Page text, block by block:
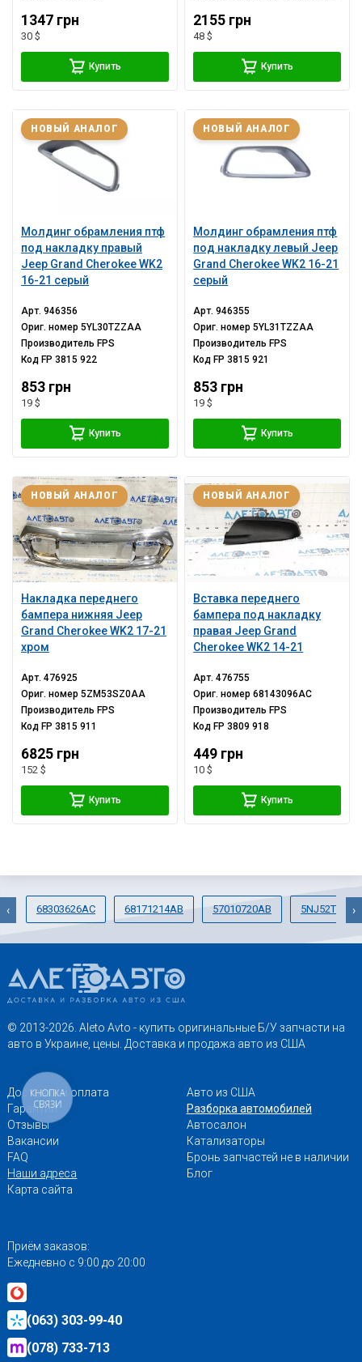
1347 грн
30 $
Купить
2155 грн
48 $
Купить
Молдинг обрамления птф
под накладку правый
Jeep Grand Cherokee WK2
16-21 серый
НОВЫЙ АНАЛОГ
Арт.946356
Ориг. номер5YL30TZZAA
Производитель FPS
Код FP 3815 922
853 грн
19 $
Купить
Молдинг обрамления птф
под накладку левый Jeep
Grand Cherokee WK2 16-21
серый
НОВЫЙ АНАЛОГ
Арт.946355
Ориг. номер5YL31TZZAA
Производитель FPS
Код FP 3815 921
853 грн
19 $
Купить
Накладка переднего
бампера нижняя Jeep
Grand Cherokee WK2 17-21
хром
НОВЫЙ АНАЛОГ
Арт.476925
Ориг. номер5ZM53SZ0AA
Производитель FPS
Код FP 3815 911
6825 грн
152 $
Купить
Вставка переднего
бампера под накладку
правая Jeep Grand
Cherokee WK2 14-21
НОВЫЙ АНАЛОГ
Арт.476755
Ориг. номер68143096AC
Производитель FPS
Код FP 3809 918
449 грн
10 $
Купить
68303626AC 68171214AB 57010720AB 5NJ52TZZAB
‹ ›
© 2013-2026. Aleto Avto - купить оригинальные Б/У запчасти на
авто в Украине, цены. Доставка и продажа авто из США
Доставка и оплата
Гарантии
Отзывы
Вакансии
FAQ
Наши адреса
Карта сайта
Авто из США
Разборка автомобилей
Автосалон
Катализаторы
Бронь запчастей не в наличии
Блог
Приём заказов:
Ежедневно с 9:00 до 20:00
(063) 303-99-40
(078) 733-713
КНОПКА
СВЯЗИ